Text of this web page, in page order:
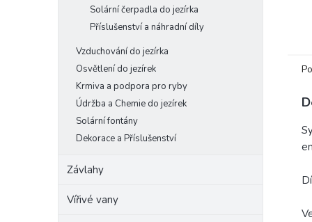
Solární čerpadla do jezírka
Příslušenství a náhradní díly
Vzduchování do jezírka
Osvětlení do jezírek
Krmiva a podpora pro ryby
Údržba a Chemie do jezírek
Solární fontány
Dekorace a Příslušenství
Závlahy
Vířivé vany